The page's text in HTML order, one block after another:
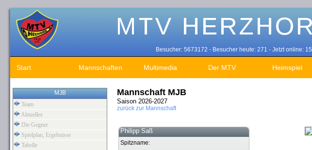
Besucher: 5673172 - Besucher heute: 271 - Jetzt online: 15
Start Mannschaften Multimedia Der MTV Heimspiel
MJB
Team
Aktuelles
Die Gegner
Spielplan, Ergebnisse
Tabelle
Mannschaft MJB
Saison 2026-2027
zurück zur Mannschaft
Philipp Saß
Spitzname: